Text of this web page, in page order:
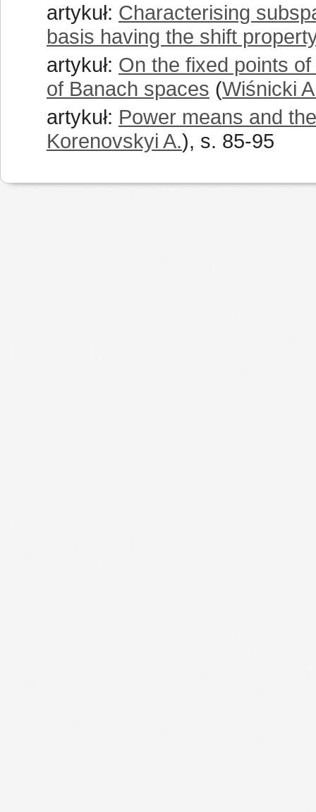
artykuł: Characterising
basis having the shift
artykuł: On the fixed points
of Banach spaces (Wiśnicki
artykuł: Power means and
Korenovskyi A.), s. 85-95